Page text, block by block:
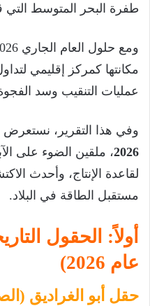
طفرة البحر المتوسط التي
مكانتها كمركز إقليمي
عمليات التنقيب وسد
وفي هذا التقرير،
2026، ملقين الضوء على
لقاعدة الإنتاج، وأحدث
مستقبل الطاقة في البلاد.
أولاً: الحقول
عام 2026)
حقل أبو الغراديق